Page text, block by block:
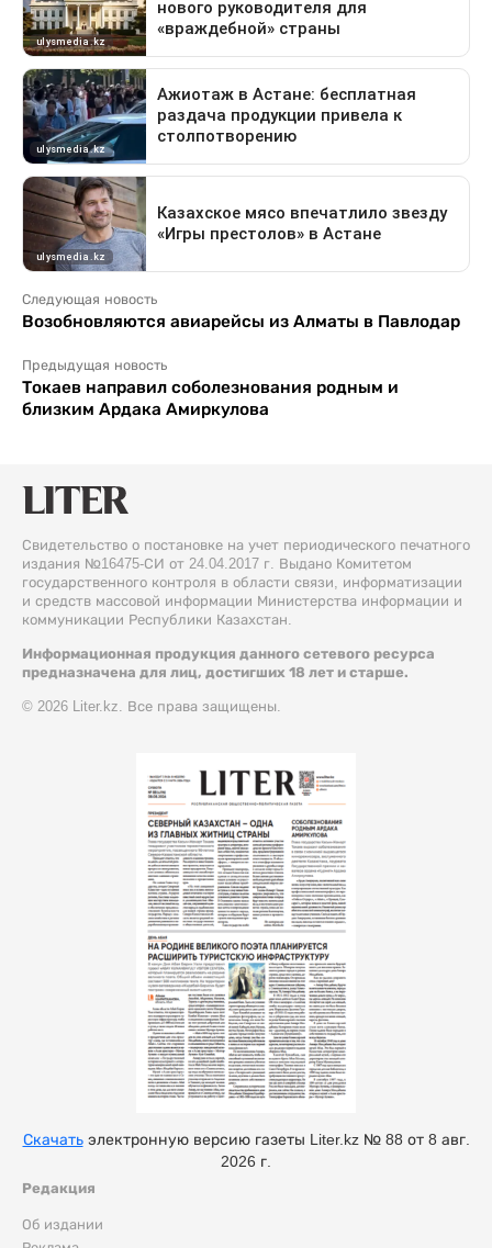
Следующая новость
Возобновляются авиарейсы из Алматы в Павлодар
Предыдущая новость
Токаев направил соболезнования родным и
близким Ардака Амиркулова
Свидетельство о постановке на учет периодического печатного
издания №16475-СИ от 24.04.2017 г. Выдано Комитетом
государственного контроля в области связи, информатизации
и средств массовой информации Министерства информации и
коммуникации Республики Казахстан.
Информационная продукция данного сетевого ресурса
предназначена для лиц, достигших 18 лет и старше.
© 2026 Liter.kz. Все права защищены.
Редакция
Об издании
Скачатьэлектронную версию газеты Liter.kz № 88 от 8 авг.
2026 г.